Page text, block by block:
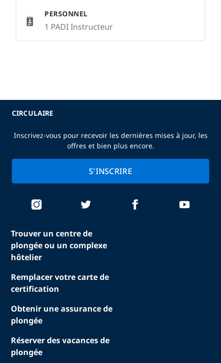
PERSONNEL
1 PADI Instructeur
Trouver un centre de
plongée ou un complexe
hôtelier
Remplacer votre carte de
certification
Obtenir une assurance de
plongée
Réserver des vacances de
plongée
CIRCULAIRE
Inscrivez-vous pour recevoir les dernières mises à jour, les
offres et bien plus encore.
S'INSCRIRE